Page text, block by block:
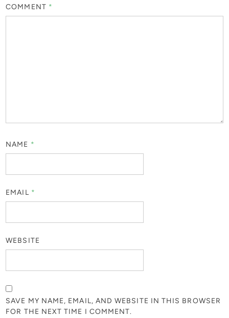
COMMENT *
NAME *
EMAIL *
WEBSITE
SAVE MY NAME, EMAIL, AND WEBSITE IN THIS BROWSER
FOR THE NEXT TIME I COMMENT.